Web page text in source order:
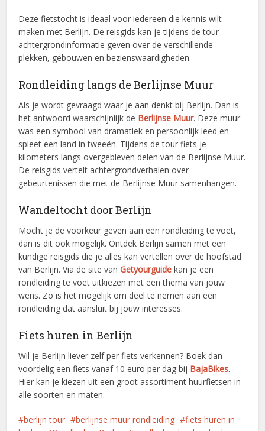
Deze fietstocht is ideaal voor iedereen die kennis wilt
maken met Berlijn. De reisgids kan je tijdens de tour
achtergrondinformatie geven over de verschillende
plekken, gebouwen en bezienswaardigheden.
Rondleiding langs de Berlijnse Muur
Als je wordt gevraagd waar je aan denkt bij Berlijn. Dan is
het antwoord waarschijnlijk de Berlijnse Muur. Deze muur
was een symbool van dramatiek en persoonlijk leed en
spleet een land in tweeën. Tijdens de tour fiets je
kilometers langs overgebleven delen van de Berlijnse Muur.
De reisgids vertelt achtergrondverhalen over
gebeurtenissen die met de Berlijnse Muur samenhangen.
Wandeltocht door Berlijn
Mocht je de voorkeur geven aan een rondleiding te voet,
dan is dit ook mogelijk. Ontdek Berlijn samen met een
kundige reisgids die je alles kan vertellen over de hoofstad
van Berlijn. Via de site vanGetyourguide kan je een
rondleiding te voet uitkiezen met een thema van jouw
wens. Zo is het mogelijk om deel te nemen aan een
rondleiding dat aansluit bij jouw interesses.
Fiets huren in Berlijn
Wil je Berlijn liever zelf per fiets verkennen? Boek dan
voordelig een fiets vanaf 10 euro per dag bij BajaBikes.
Hier kan je kiezen uit een groot assortiment huurfietsen in
alle soorten en maten.
berlijn tour berlijnse muur rondleiding
fiets huren in